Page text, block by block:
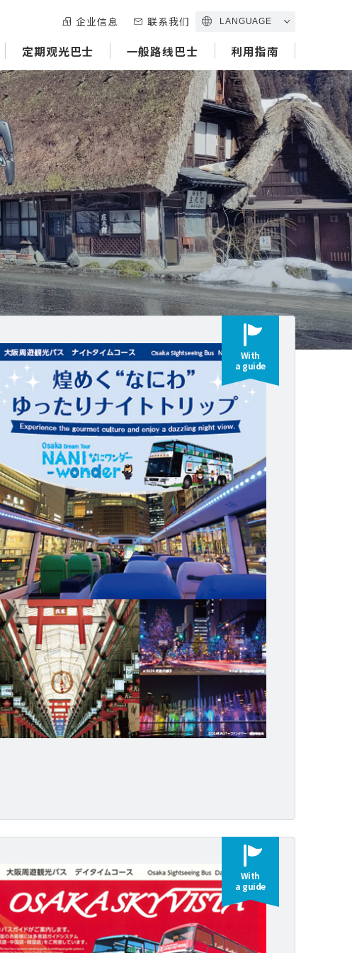
企业信息 联系我们 LANGUAGE
定期观光巴士 一般路线巴士 利用指南
With
a guide
With
a guide